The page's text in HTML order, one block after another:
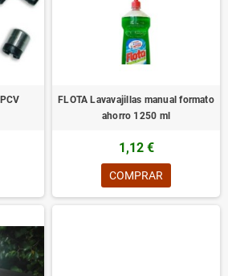
FLOTA Lavavajillas manual formato
ahorro 1250 ml
1,12 €
COMPRAR